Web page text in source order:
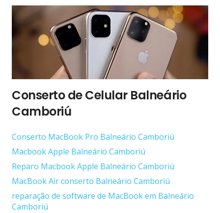
Conserto de Celular Balneário
Camboriú
Conserto ‎MacBook Pro Balneário Camboriú
Macbook Apple Balneário Camboriú
Reparo Macbook Apple Balneário Camboriú
MacBook Air conserto Balneário Camboriú
reparação de software de MacBook em Balneário
Camboriú